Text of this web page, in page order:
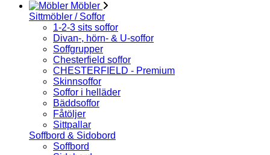
Möbler
Sittmöbler / Soffor
1-2-3 sits soffor
Divan-, hörn- & U-soffor
Soffgrupper
Chesterfield soffor
CHESTERFIELD - Premium
Skinnsoffor
Soffor i helläder
Bäddsoffor
Fåtöljer
Sittpallar
Soffbord & Sidobord
Soffbord